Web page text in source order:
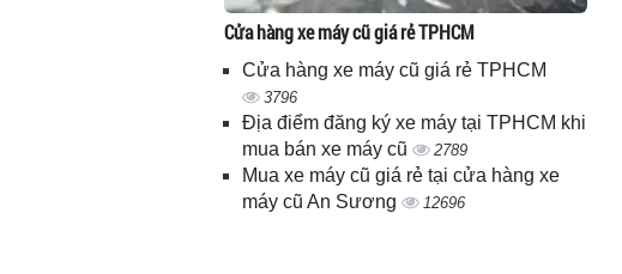
Cửa hàng xe máy cũ giá rẻ TPHCM
Cửa hàng xe máy cũ giá rẻ TPHCM
3796
Địa điểm đăng ký xe máy tại TPHCM khi
mua bán xe máy cũ
2789
Mua xe máy cũ giá rẻ tại cửa hàng xe
máy cũ An Sương
12696